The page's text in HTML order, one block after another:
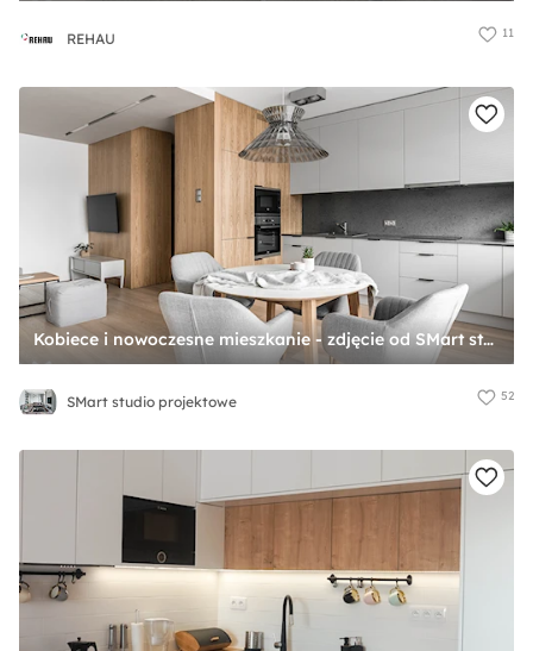
REHAU 11
Kobiece i nowoczesne mieszkanie - zdjęcie od SMart studio projektowe
SMart studio projektowe 52